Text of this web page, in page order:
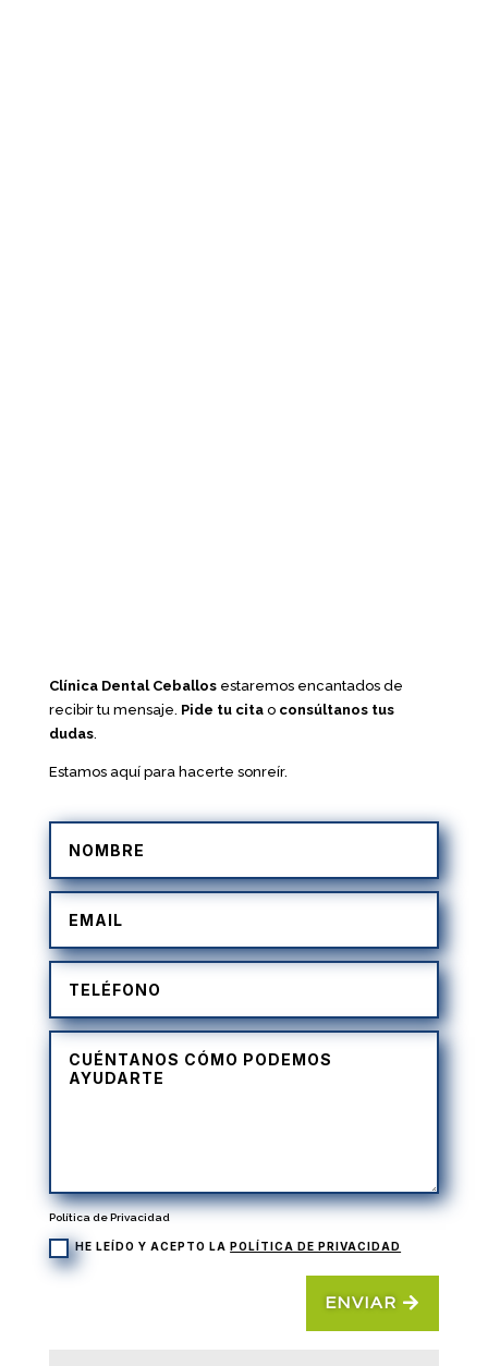
Clínica Dental Ceballosestaremos encantados de
recibir tu mensaje. Pide tu citao consúltanos tus
dudas.
Estamos aquí para hacerte sonreír.
Política de Privacidad
HE LEÍDO Y ACEPTO LA POLÍTICA DE PRIVACIDAD
ENVIAR